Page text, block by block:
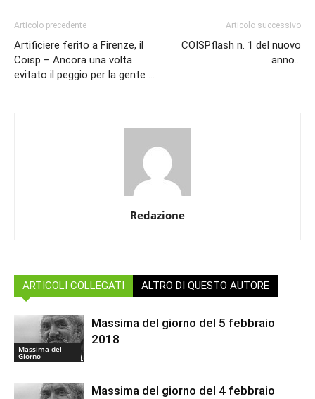
Articolo precedente
Artificiere ferito a Firenze, il
Coisp – Ancora una volta
evitato il peggio per la gente …
Articolo successivo
COISPflash n. 1 del nuovo
anno…
Redazione
ARTICOLI COLLEGATI ALTRO DI QUESTO AUTORE
Massima del
Giorno
Massima del giorno del 5 febbraio
2018
Massima del giorno del 4 febbraio